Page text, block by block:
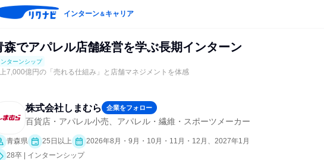
インターン＆キャリア
森でアパレル店舗経営を学ぶ長期インターン
ンターンシップ
7,000億円の「売れる仕組み」と店舗マネジメントを体感
株式会社しまむら 企業をフォロー
百貨店・アパレル小売、アパレル・繊維・スポーツメーカー
青森県 25日以上
2026年8月・9月・10月・11月・12月、2027年1月
28卒 | インターンシップ